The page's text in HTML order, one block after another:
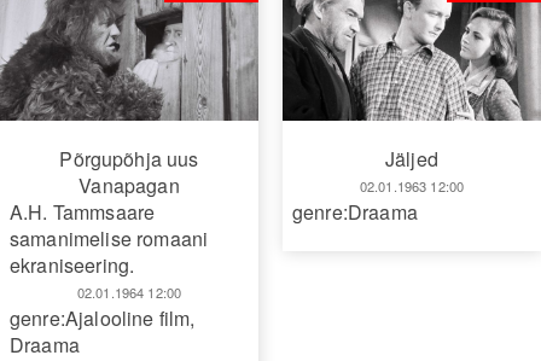
Põrgupõhja uus
Vanapagan
A.H. Tammsaare
samanimelise romaani
ekraniseering.
02.01.1964 12:00
genre:Ajalooline film,
Draama
Jäljed
02.01.1963 12:00
genre:Draama